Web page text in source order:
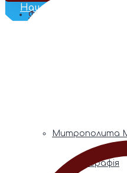
Наш Телеграм
Фонди пам’яті
Митрополита
Біографія